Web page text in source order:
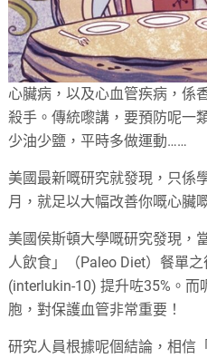
心臟病，以及心血管疾病，係
殺手。傳統嚟講，要預防呢一
少油少鹽，平時多做運動……
美國最新嘅研究就發現，只係
月，就足以大幅改善你嘅心臟
美國侯斯頓大學嘅研究發現，
人飲食」（Paleo Diet）餐單之
(interlukin-10) 提升咗35%。
胞，對保護血管非常重要！
研究人員根據呢個結論，相信